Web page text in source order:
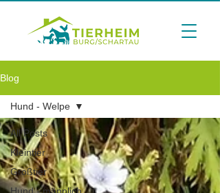
Blog
All Posts
Kleintier
Großtier
Hund - Welpe